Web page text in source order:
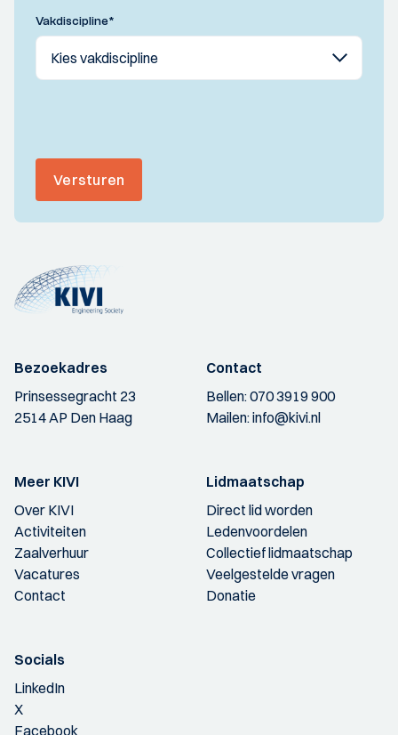
Vakdiscipline*
Versturen
Bezoekadres
Prinsessegracht 23
2514 AP Den Haag
Contact
Bellen:070 3919 900
Mailen:info@kivi.nl
Meer KIVI
Over KIVI
Activiteiten
Zaalverhuur
Vacatures
Contact
Lidmaatschap
Direct lid worden
Ledenvoordelen
Collectief lidmaatschap
Veelgestelde vragen
Donatie
Socials
LinkedIn
X
Facebook